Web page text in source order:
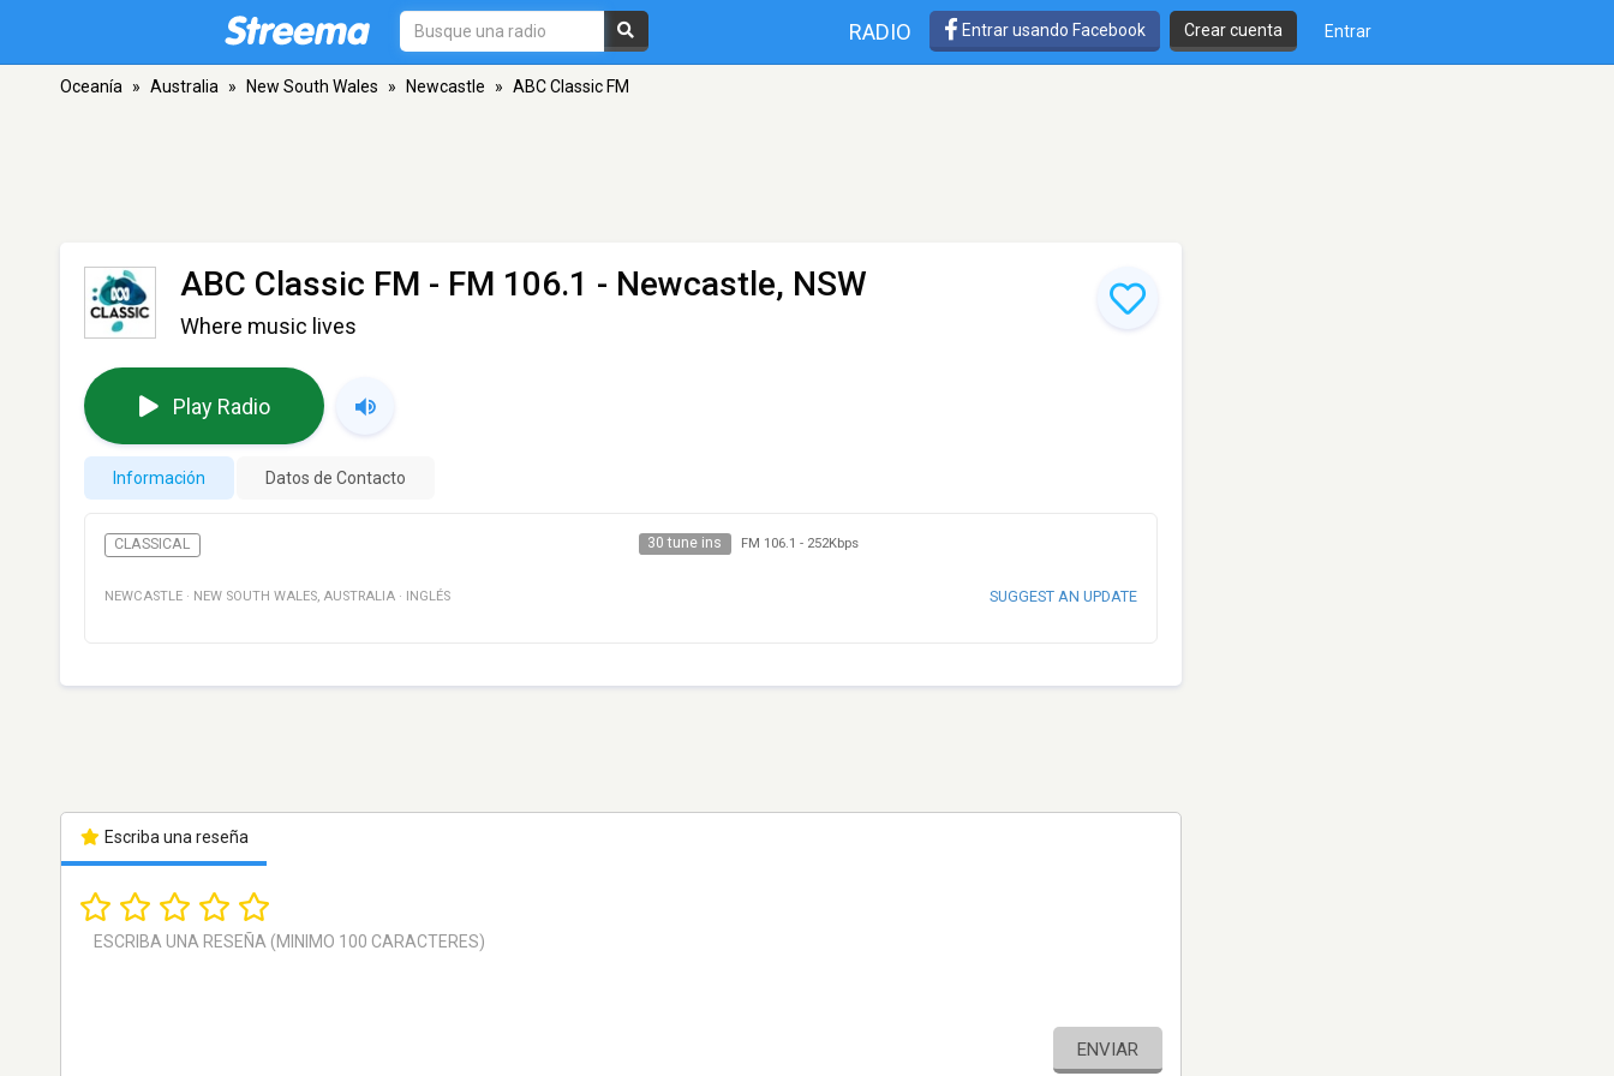
RADIO Entrar usando Facebook Crear cuenta Entrar
Oceanía » Australia » New South Wales » Newcastle » ABC Classic FM
ABC Classic FM - FM 106.1 - Newcastle, NSW
Where music lives
Play Radio
Información Datos de Contacto
CLASSICAL 30 tune ins FM 106.1 - 252Kbps
NEWCASTLE · NEW SOUTH WALES, AUSTRALIA · INGLÉS SUGGEST AN UPDATE
Escriba una reseña
ENVIAR